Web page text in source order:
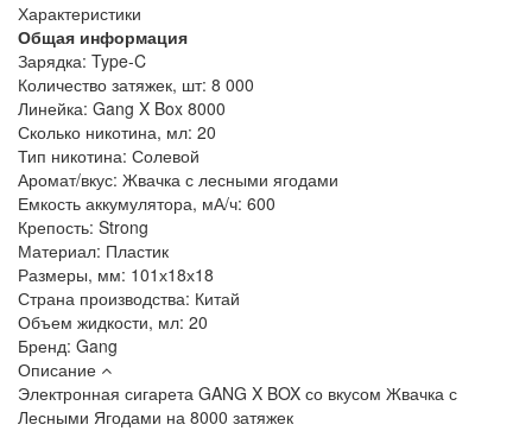
Характеристики
Общая информация
Зарядка: Type-C
Количество затяжек, шт: 8 000
Линейка: Gang X Box 8000
Сколько никотина, мл: 20
Тип никотина: Солевой
Аромат/вкус: Жвачка с лесными ягодами
Емкость аккумулятора, мА/ч: 600
Крепость: Strong
Материал: Пластик
Размеры, мм: 101х18х18
Страна производства: Китай
Объем жидкости, мл: 20
Бренд: Gang
Описание
Электронная сигарета GANG X BOX со вкусом Жвачка с
Лесными Ягодами на 8000 затяжек